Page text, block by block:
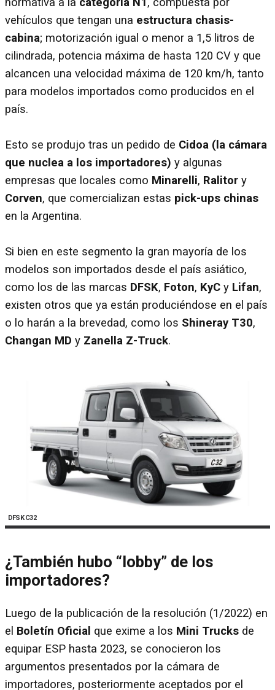
vehículos que tengan una estructura chasis-
cabina; motorización igual o menor a 1,5 litros de
cilindrada, potencia máxima de hasta 120 CV y que
alcancen una velocidad máxima de 120 km/h, tanto
para modelos importados como producidos en el
país.
Esto se produjo tras un pedido de Cidoa (la cámara
que nuclea a los importadores) y algunas
empresas que locales como Minarelli, Ralitor y
Corven, que comercializan estas pick-ups chinas
en la Argentina.
Si bien en este segmento la gran mayoría de los
modelos son importados desde el país asiático,
como los de las marcas DFSK, Foton, KyC y Lifan,
existen otros que ya están produciéndose en el país
o lo harán a la brevedad, como los Shineray T30,
Changan MD y Zanella Z-Truck.
DFSK C32
¿También hubo “lobby” de los
importadores?
Luego de la publicación de la resolución (1/2022) en
el Boletín Oficial que exime a los Mini Trucks de
equipar ESP hasta 2023, se conocieron los
argumentos presentados por la cámara de
importadores, posteriormente aceptados por el